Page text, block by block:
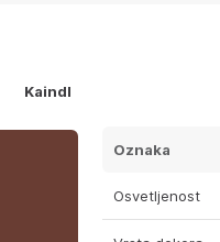
Kaindl
Oznaka
Osvetljenost